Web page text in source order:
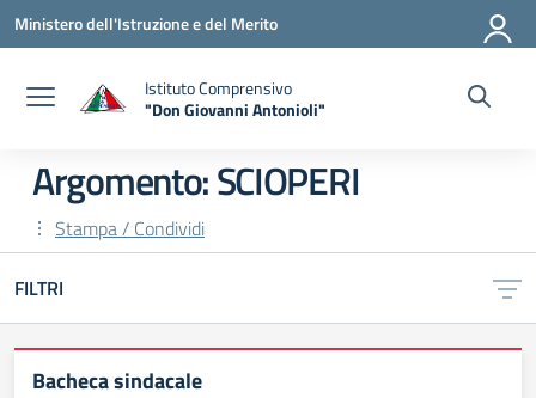
Vai ai contenuti
Vai al menu di navigazione
Vai al footer
Ministero dell'Istruzione e del Merito
Istituto Comprensivo
"Don Giovanni Antonioli"
Argomento: SCIOPERI
Stampa / Condividi
FILTRI
Bacheca sindacale